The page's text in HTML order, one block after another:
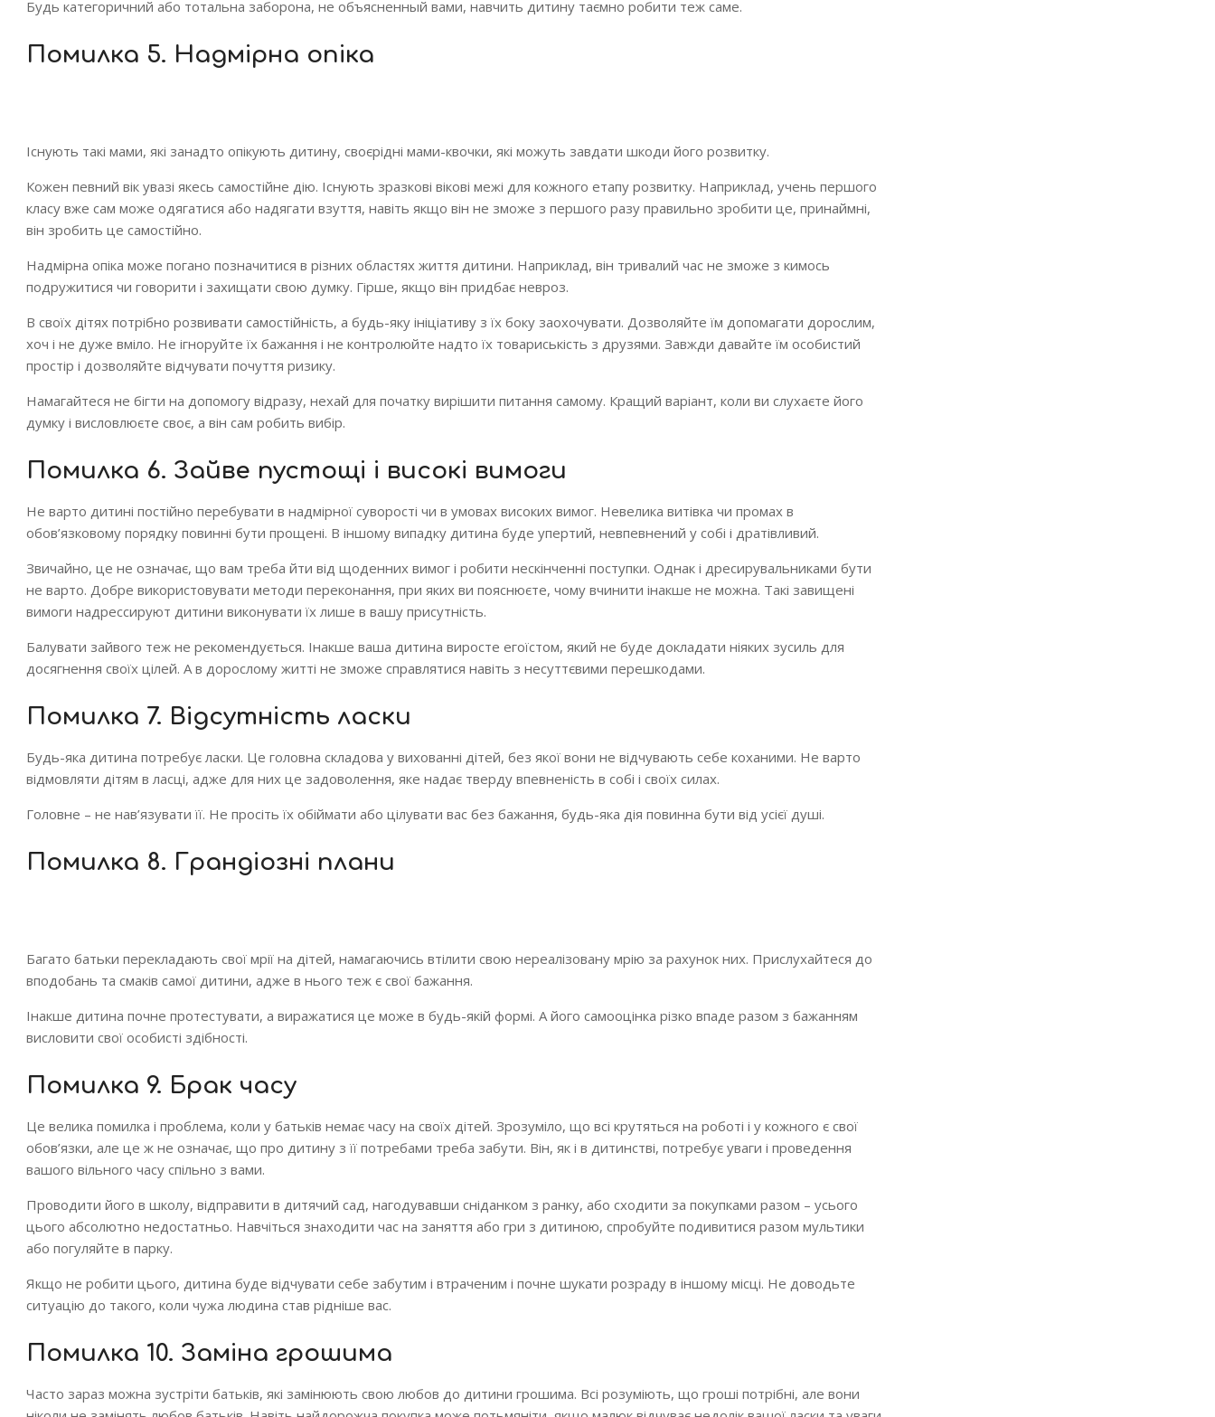
Будь категоричний або тотальна заборона, не объясненный вами, навчить дитину таємно робити теж саме.
Помилка 5. Надмірна опіка
Існують такі мами, які занадто опікують дитину, своєрідні мами-квочки, які можуть завдати шкоди його розвитку.
Кожен певний вік увазі якесь самостійне дію. Існують зразкові вікові межі для кожного етапу розвитку. Наприклад, учень першого
класу вже сам може одягатися або надягати взуття, навіть якщо він не зможе з першого разу правильно зробити це, принаймні,
він зробить це самостійно.
Надмірна опіка може погано позначитися в різних областях життя дитини. Наприклад, він тривалий час не зможе з кимось
подружитися чи говорити і захищати свою думку. Гірше, якщо він придбає невроз.
В своїх дітях потрібно розвивати самостійність, а будь-яку ініціативу з їх боку заохочувати. Дозволяйте їм допомагати дорослим,
хоч і не дуже вміло. Не ігноруйте їх бажання і не контролюйте надто їх товариськість з друзями. Завжди давайте їм особистий
простір і дозволяйте відчувати почуття ризику.
Намагайтеся не бігти на допомогу відразу, нехай для початку вирішити питання самому. Кращий варіант, коли ви слухаєте його
думку і висловлюєте своє, а він сам робить вибір.
Помилка 6. Зайве пустощі і високі вимоги
Не варто дитині постійно перебувати в надмірної суворості чи в умовах високих вимог. Невелика витівка чи промах в
обов’язковому порядку повинні бути прощені. В іншому випадку дитина буде упертий, невпевнений у собі і дратівливий.
Звичайно, це не означає, що вам треба йти від щоденних вимог і робити нескінченні поступки. Однак і дресирувальниками бути
не варто. Добре використовувати методи переконання, при яких ви пояснюєте, чому вчинити інакше не можна. Такі завищені
вимоги надрессируют дитини виконувати їх лише в вашу присутність.
Балувати зайвого теж не рекомендується. Інакше ваша дитина виросте егоїстом, який не буде докладати ніяких зусиль для
досягнення своїх цілей. А в дорослому житті не зможе справлятися навіть з несуттєвими перешкодами.
Помилка 7. Відсутність ласки
Будь-яка дитина потребує ласки. Це головна складова у вихованні дітей, без якої вони не відчувають себе коханими. Не варто
відмовляти дітям в ласці, адже для них це задоволення, яке надає тверду впевненість в собі і своїх силах.
Головне – не нав’язувати її. Не просіть їх обіймати або цілувати вас без бажання, будь-яка дія повинна бути від усієї душі.
Помилка 8. Грандіозні плани
Багато батьки перекладають свої мрії на дітей, намагаючись втілити свою нереалізовану мрію за рахунок них. Прислухайтеся до
вподобань та смаків самої дитини, адже в нього теж є свої бажання.
Інакше дитина почне протестувати, а виражатися це може в будь-якій формі. А його самооцінка різко впаде разом з бажанням
висловити свої особисті здібності.
Помилка 9. Брак часу
Це велика помилка і проблема, коли у батьків немає часу на своїх дітей. Зрозуміло, що всі крутяться на роботі і у кожного є свої
обов’язки, але це ж не означає, що про дитину з її потребами треба забути. Він, як і в дитинстві, потребує уваги і проведення
вашого вільного часу спільно з вами.
Проводити його в школу, відправити в дитячий сад, нагодувавши сніданком з ранку, або сходити за покупками разом – усього
цього абсолютно недостатньо. Навчіться знаходити час на заняття або гри з дитиною, спробуйте подивитися разом мультики
або погуляйте в парку.
Якщо не робити цього, дитина буде відчувати себе забутим і втраченим і почне шукати розраду в іншому місці. Не доводьте
ситуацію до такого, коли чужа людина став рідніше вас.
Помилка 10. Заміна грошима
Часто зараз можна зустріти батьків, які замінюють свою любов до дитини грошима. Всі розуміють, що гроші потрібні, але вони